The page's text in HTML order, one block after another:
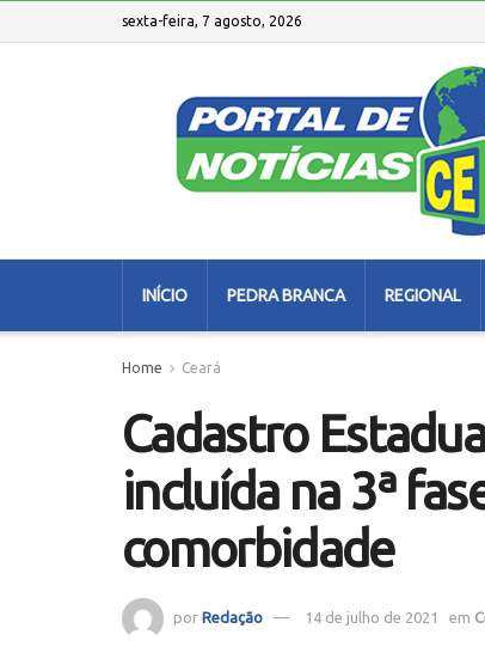
sexta-feira, 7 agosto, 2026
INÍCIO PEDRA BRANCA REGIONAL
Home Ceará
Cadastro
incluída na 3ª
comorbidade
por Redação 14 de julho de 2021 em